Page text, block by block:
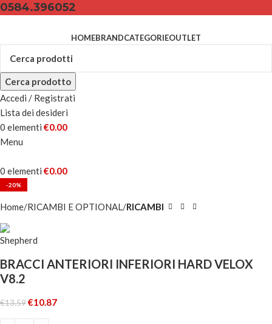
0584.396052
HOMEBRANDCATEGORIEOUTLET
Cerca prodotto
Accedi / Registrati
Lista dei desideri
0 elementi €0.00
Menu
0 elementi €0.00
-20%
Home RICAMBI E OPTIONAL RICAMBI
BRACCI ANTERIORI INFERIORI HARD VELOX
V8.2
€13.59€10.87